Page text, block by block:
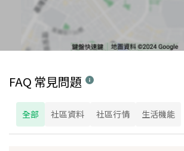
FAQ 常見問題
全部 社區資料 社區行情 生活機能